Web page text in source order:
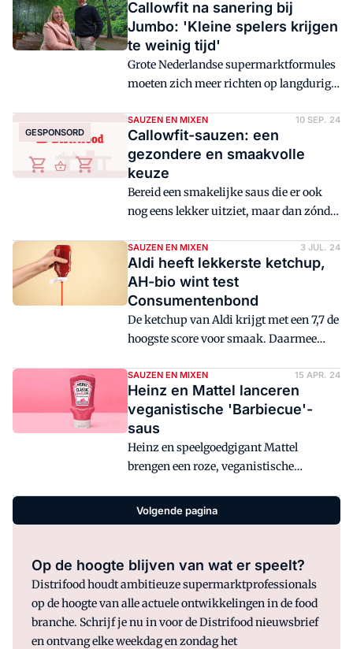
horecabeurs Horecava.
Callowfit na sanering bij
Jumbo: 'Kleine spelers krijgen
te weinig tijd'
Grote Nederlandse supermarktformules
moeten zich meer richten op langdurige
die innoveren en gezonde alternatieven
naar het schap brengen. Dat zeggen Piet
Driessen en Maudie van den Broek, ceo
en marketingcoördinator bij het
Nederlandse low calorie-sauzenmerk
Callowfit, na de recente sanering bij
GESPONSORD
SAUZEN EN MIXEN 10 SEP. 24
Callowfit-sauzen: een
gezondere en smaakvolle
keuze
Bereid een smakelijke saus die er ook
nog eens lekker uitziet, maar dan zónder
producten, lactose en gluten. De meeste
koks zouden lachend bedanken voor
deze uitdaging, maar de Driessen Group
of Companies uit Deurne zette er hun
tanden in en bracht een nieuw, gezonder
sausmerk op de markt: Callowfit. Na
staat het nu in meer dan veertig landen
op de schappen.
SAUZEN EN MIXEN 3 JUL. 24
Aldi heeft lekkerste ketchup,
AH-bio wint test
Consumentenbond
De ketchup van Aldi krijgt met een 7,7 de
hoogste score voor smaak. Daarmee
echter niet eens de top-10 in de
ketchuptest van de Consumentenbond.
De biologische ketchup van Albert Heijn
is daarin de overtuigende winnaar als
zowel Beste uit de Test als Beste Koop.
SAUZEN EN MIXEN 15 APR. 24
Heinz en Mattel lanceren
veganistische 'Barbiecue'-
saus
Heinz en speelgoedgigant Mattel
brengen een roze, veganistische
Volgende pagina
Op de hoogte blijven van wat er speelt?
Distrifood houdt ambitieuze supermarktprofessionals
op de hoogte van alle actuele ontwikkelingen in de food
branche. Schrijf je nu in voor de Distrifood nieuwsbrief
en ontvang elke weekdag en zondag het